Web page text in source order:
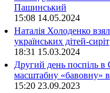
Пашинський
15:08 14.05.2024
Наталія Холоденко
українських дітей-сиріт
18:31 15.03.2024
Другий день поспіль в
масштабну «бавовну»
15:20 23.09.2023